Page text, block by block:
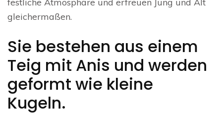
gleichermaßen.
Sie bestehen aus einem
Teig mit Anis und werden
geformt wie kleine
Kugeln.